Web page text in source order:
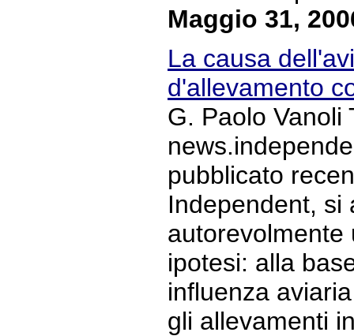
Maggio 31,
La causa
d'allevamento
G. Paolo Vanoli
pubblicato
Independent, si
autorevolmente
ipotesi: alla
influenza
gli allevamenti